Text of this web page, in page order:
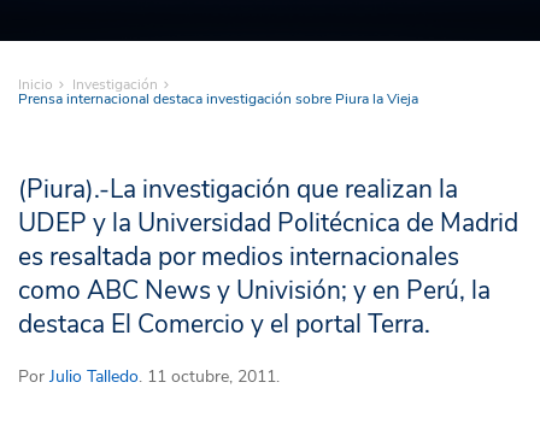
Inicio Investigación
Prensa internacional destaca investigación sobre Piura la Vieja
(Piura).-La investigación que realizan la
UDEP y la Universidad Politécnica de Madrid
es resaltada por medios internacionales
como ABC News y Univisión; y en Perú, la
destaca El Comercio y el portal Terra.
Por Julio Talledo. 11 octubre, 2011.